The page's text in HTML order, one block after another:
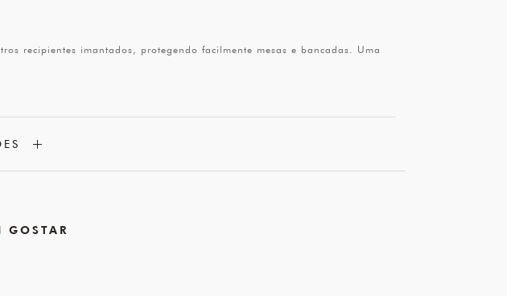
recipientes imantados, protegendo facilmente mesas e bancadas. Uma
GOSTAR